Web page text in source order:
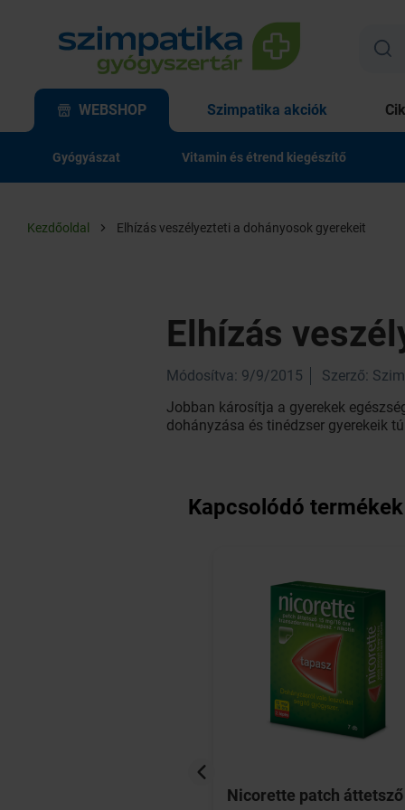
WEBSHOP Szimpatika akciók
Gyógyászat Vitamin és étrend kiegészítő
Kezdőoldal Elhízás veszélyezteti a dohányosok gyerekeit
Elhízás
Módosítva: 9/9/2015 Szerző:
Jobban károsítja a gyerekek
dohányzása és tinédzser gyerekeik
Kapcsolódó termékek
Nicorette patch